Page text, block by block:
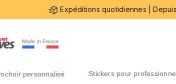
Expéditions quotidiennes |
Made in France
pochoir personnalisé stickers pour